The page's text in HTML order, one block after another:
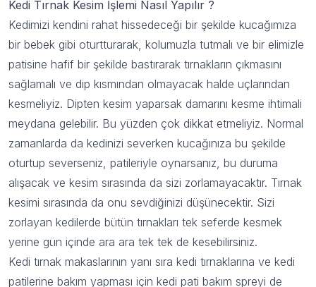
Kedi Tırnak Kesim İşlemi Nasıl Yapılır ?
Kedimizi kendini rahat hissedeceği bir şekilde kucağımıza
bir bebek gibi oturtturarak, kolumuzla tutmalı ve bir elimizle
patisine hafif bir şekilde bastırarak tırnakların çıkmasını
sağlamalı ve dip kısmından olmayacak halde uçlarından
kesmeliyiz. Dipten kesim yaparsak damarını kesme ihtimali
meydana gelebilir. Bu yüzden çok dikkat etmeliyiz. Normal
zamanlarda da kedinizi severken kucağınıza bu şekilde
oturtup severseniz, patileriyle oynarsanız, bu duruma
alışacak ve kesim sırasında da sizi zorlamayacaktır. Tırnak
kesimi sırasında da onu sevdiğinizi düşünecektir. Sizi
zorlayan kedilerde bütün tırnakları tek seferde kesmek
yerine gün içinde ara ara tek tek de kesebilirsiniz.
Kedi tırnak makaslarının yanı sıra kedi tırnaklarına ve kedi
patilerine bakım yapması için kedi pati bakım spreyi de